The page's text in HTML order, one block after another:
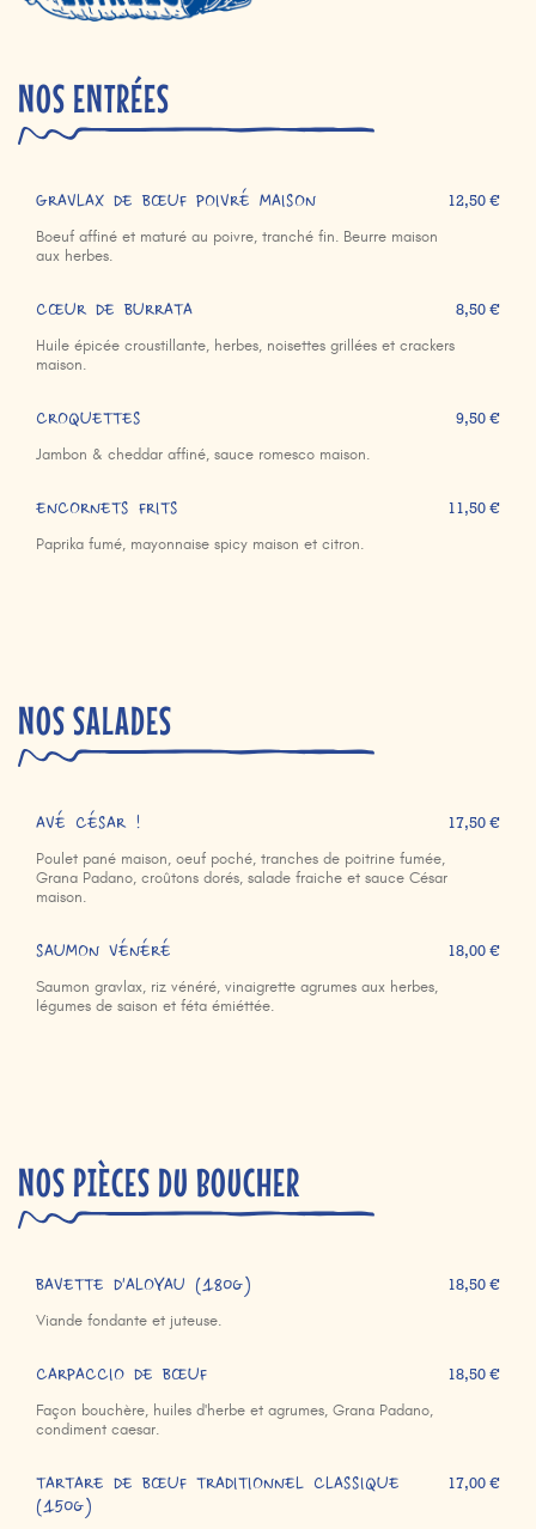
NOS ENTRÉES
GRAVLAX DE BŒUF POIVRÉ MAISON
Boeuf affiné et maturé au poivre, tranché fin. Beurre maison
aux herbes.
12,50 €
CŒUR DE BURRATA
Huile épicée croustillante, herbes, noisettes grillées et crackers
maison.
8,50 €
CROQUETTES
Jambon & cheddar affiné, sauce romesco maison.
9,50 €
ENCORNETS FRITS
Paprika fumé, mayonnaise spicy maison et citron.
11,50 €
NOS SALADES
AVÉ CÉSAR !
Poulet pané maison, oeuf poché, tranches de poitrine fumée,
Grana Padano, croûtons dorés, salade fraiche et sauce César
maison.
17,50 €
SAUMON VÉNÉRÉ
Saumon gravlax, riz vénéré, vinaigrette agrumes aux herbes,
légumes de saison et féta émiéttée.
18,00 €
NOS PIÈCES DU BOUCHER
BAVETTE D'ALOYAU (180g)
Viande fondante et juteuse.
18,50 €
CARPACCIO DE BŒUF
Façon bouchère, huiles d'herbe et agrumes, Grana Padano,
condiment caesar.
18,50 €
TARTARE DE BŒUF TRADITIONNEL CLASSIQUE
(150g)
17,00 €